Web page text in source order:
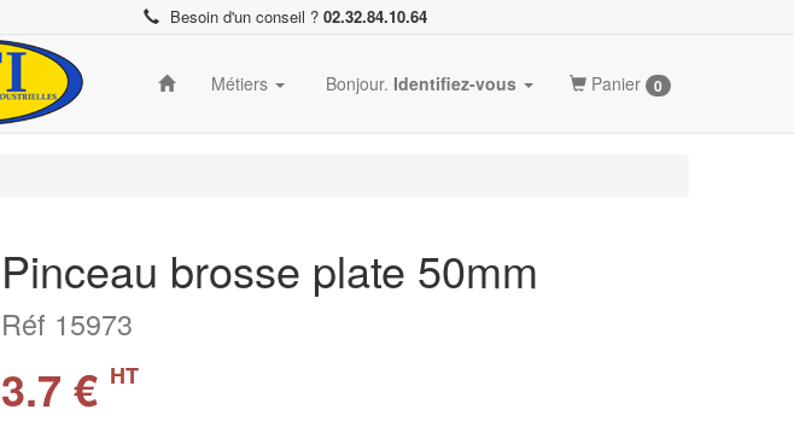
Besoin d'un conseil ? 02.32.84.10.64
Métiers Bonjour. Identifiez-vous Panier 0
Pinceau brosse plate 50mm
Réf 15973
3.7 € HT